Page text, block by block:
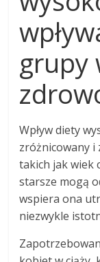
grupy
Wpływ diety
zróżnicowany i
takich jak wiek
starsze mogą
wspiera ona
niezwykle